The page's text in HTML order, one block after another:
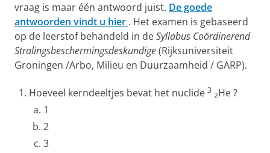
vraag is maar één antwoord juist. De goede
antwoorden vindt u hier . Het examen is gebaseerd
op de leerstof behandeld in deSyllabus Coördinerend
Stralingsbeschermingsdeskundige(Rijksuniversiteit
Groningen /Arbo, Milieu en Duurzaamheid / GARP).
Hoeveel kerndeeltjes bevat het nuclide 3
2He ?
1
2
3